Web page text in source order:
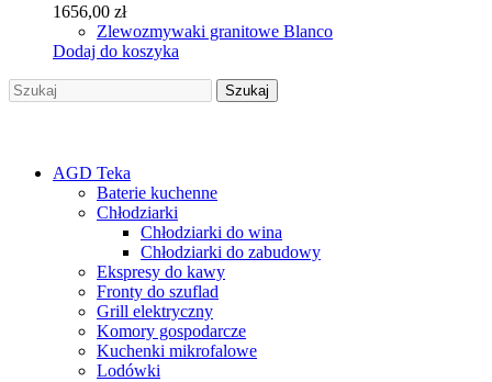
1656,00 zł
Zlewozmywaki granitowe Blanco
Dodaj do koszyka
Szukaj
Szukaj
AGD Teka
Baterie kuchenne
Chłodziarki
Chłodziarki do wina
Chłodziarki do zabudowy
Ekspresy do kawy
Fronty do szuflad
Grill elektryczny
Komory gospodarcze
Kuchenki mikrofalowe
Lodówki